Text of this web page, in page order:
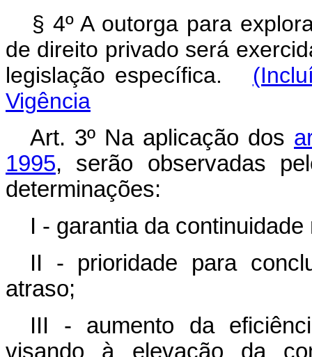
§ 4º A outorga para
de direito privado será
legislação específica.
Vigência
Art. 3º Na aplicação dos
1995, serão observadas
determinações:
I - garantia da
II - prioridade para
atraso;
III - aumento da
visando à elevação da